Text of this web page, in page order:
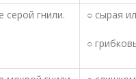
серой гнили. ○ сырая
○